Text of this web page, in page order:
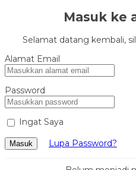
Masuk ke
Selamat datang kembali,
Alamat Email
Password
Ingat Saya
Masuk Lupa Password?